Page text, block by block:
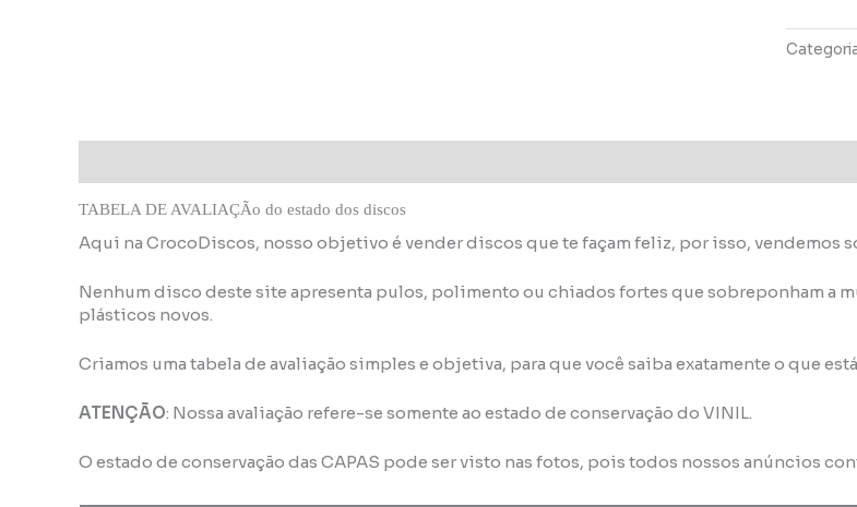
TABELA DE AVALIAÇÃo do estado dos discos
Aqui na CrocoDiscos, nosso objetivo é vender discos que te façam feliz, por isso, vendemos
Nenhum disco deste site apresenta pulos, polimento ou chiados fortes que sobreponham a
plásticos novos.
Criamos uma tabela de avaliação simples e objetiva, para que você saiba exatamente o que
ATENÇÃO: Nossa avaliação refere-se somente ao estado de conservação do VINIL.
O estado de conservação das CAPAS pode ser visto nas fotos, pois todos nossos anúncios